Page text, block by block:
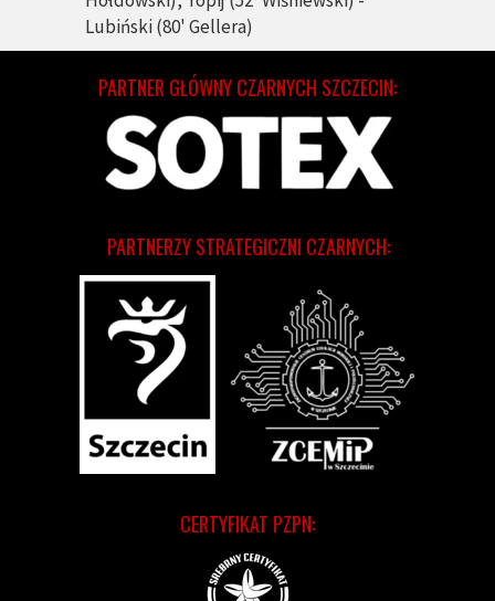
Lubiński (80' Gellera)
CERTYFIKAT PZPN:
PARTNERZY STRATEGICZNI CZARNYCH:
PARTNER GŁÓWNY CZARNYCH SZCZECIN: